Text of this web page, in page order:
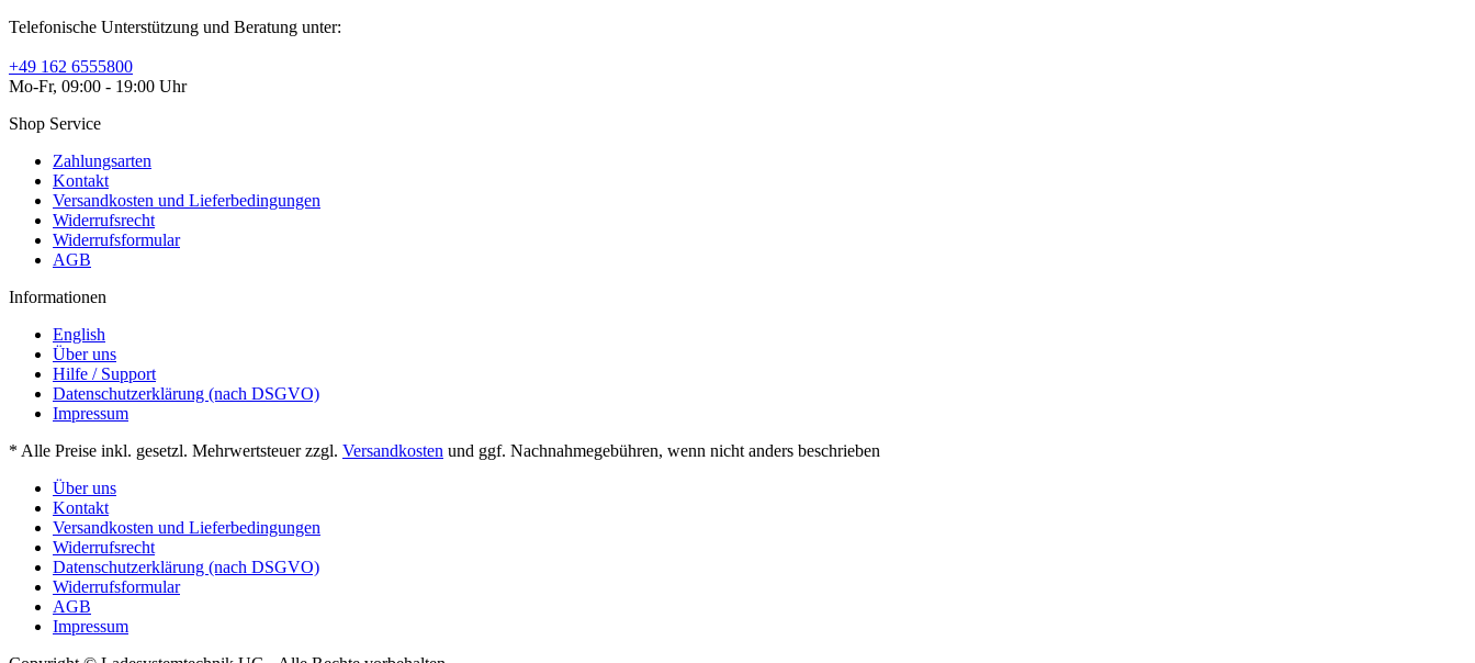
Telefonische Unterstützung und Beratung unter:
+49 162 6555800
Mo-Fr, 09:00 - 19:00 Uhr
Shop Service
Zahlungsarten
Kontakt
Versandkosten und Lieferbedingungen
Widerrufsrecht
Widerrufsformular
AGB
Informationen
English
Über uns
Hilfe / Support
Datenschutzerklärung (nach DSGVO)
Impressum
* Alle Preise inkl. gesetzl. Mehrwertsteuer zzgl. Versandkosten und ggf. Nachnahmegebühren, wenn nicht anders beschrieben
Über uns
Kontakt
Versandkosten und Lieferbedingungen
Widerrufsrecht
Datenschutzerklärung (nach DSGVO)
Widerrufsformular
AGB
Impressum